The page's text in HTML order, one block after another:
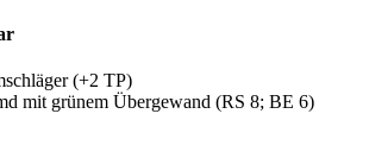
(+2 TP)
mit grünem Übergewand (RS 8; BE 6)